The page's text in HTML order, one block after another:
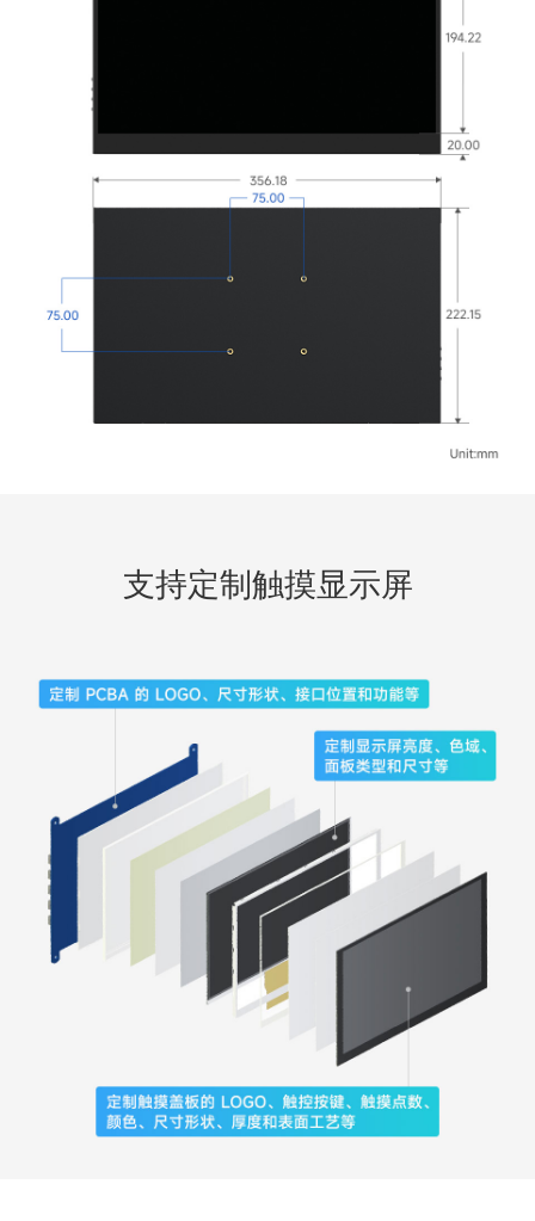
支持定制触摸显示屏